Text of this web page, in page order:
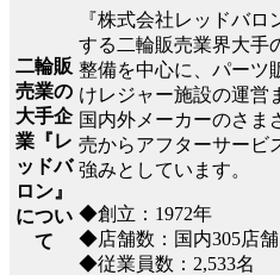
二輪販
売業の
大手企
業『レ
ッドバ
ロン』
につい
て
『株式会社レッドバロ
する二輪販売業界大手
整備を中心に、パーツ
けレジャー施設の運営
国内外メーカーのさま
売からアフターサービ
強みとしています。
◆創立：1972年
◆店舗数：国内305店
◆従業員数：2,533名